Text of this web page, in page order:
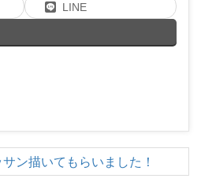
LINE
ン描いてもらいました！